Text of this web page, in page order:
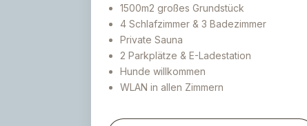
1500m2 großes Grundstück
4 Schlafzimmer & 3 Badezimmer
Private Sauna
2 Parkplätze & E-Ladestation
Hunde willkommen
WLAN in allen Zimmern